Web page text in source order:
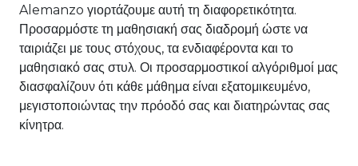
Alemanzo γιορτάζουμε αυτή τη διαφορετικότητα.
Προσαρμόστε τη μαθησιακή σας διαδρομή ώστε να
ταιριάζει με τους στόχους, τα ενδιαφέροντα και το
μαθησιακό σας στυλ. Οι προσαρμοστικοί αλγόριθμοί μας
διασφαλίζουν ότι κάθε μάθημα είναι εξατομικευμένο,
μεγιστοποιώντας την πρόοδό σας και διατηρώντας σας
κίνητρα.